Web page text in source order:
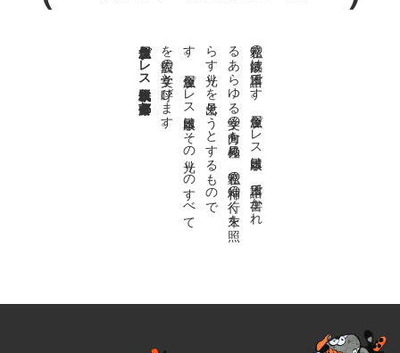
私達の
故郷は
日本語で
す
。
金魚屋プ
レ
ス
日本版は
、
日本語で
書か
れ
る
あ
ら
ゆ
る
文学の
方向を
見極め
、
私達の
精神の
行く
末を
照
ら
す
光り
を
見出そ
う
と
す
る
も
の
で
す
。
金魚屋プ
レ
ス
日本版は
そ
の
光り
の
す
べ
て
を
広義の
文学と
呼び
ま
す
。
金魚屋プレス日本版代表 齋藤都